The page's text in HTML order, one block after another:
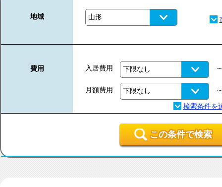
地域
費用 入居費用
月額費用
この条件で検索